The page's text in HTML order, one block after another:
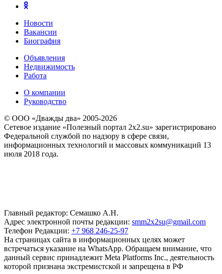
Новости
Вакансии
Биография
Объявления
Недвижимость
Работа
О компании
Руководство
© ООО «Дважды два» 2005-2026
Сетевое издание «Полезный портал 2x2.su» зарегистрировано
Федеральной службой по надзору в сфере связи,
информационных технологий и массовых коммуникаций 13
июля 2018 года.
Главный редактор: Семашко А.Н.
Адрес электронной почты редакции: smm2x2su@gmail.com
Телефон Редакции: +7 968 246-25-97
На страницах сайта в информационных целях может
встречаться указание на WhatsApp. Обращаем внимание, что
данный сервис принадлежит Meta Platforms Inc., деятельность
которой признана экстремистской и запрещена в РФ